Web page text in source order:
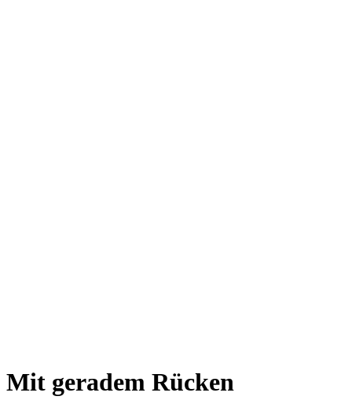
Mit geradem Rücken